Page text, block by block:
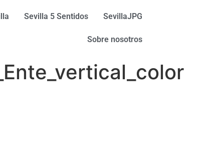
Sevilla 5 Sentidos SevillaJPG
Sobre nosotros